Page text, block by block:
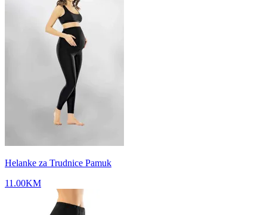
Helanke za Trudnice Pamuk
11.00KM